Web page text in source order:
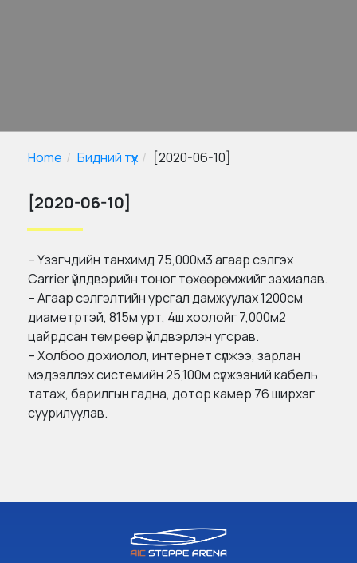
Home Бидний түүх [2020-06-10]
[2020-06-10]
– Үзэгчдийн танхимд 75,000м3 агаар сэлгэх
Carrier үйлдвэрийн тоног төхөөрөмжийг захиалав.
– Агаар сэлгэлтийн урсгал дамжуулах 1200см
диаметртэй, 815м урт, 4ш хоолойг 7,000м2
цайрдсан төмрөөр үйлдвэрлэн угсрав.
– Холбоо дохиолол, интернет сүлжээ, зарлан
мэдээллэх системийн 25,100м сүлжээний кабель
татаж, барилгын гадна, дотор камер 76 ширхэг
суурилуулав.